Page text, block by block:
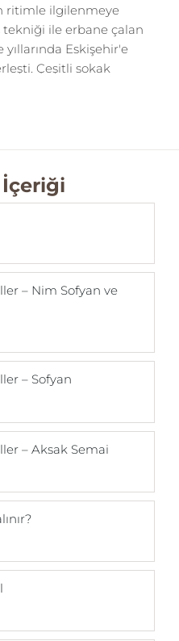
ritimle ilgilenmeye
tekniği ile erbane çalan
yıllarında Eskişehir'e
Çeşitli sokak
imkanı oldu ve
– Nim Sofyan ve
– Sofyan
– Aksak Semai